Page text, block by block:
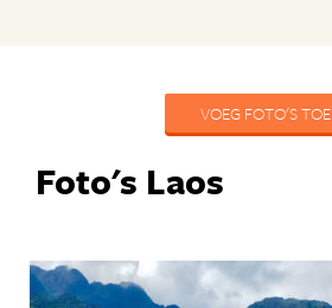
VOEG FOTO'S TOE
Foto's Laos